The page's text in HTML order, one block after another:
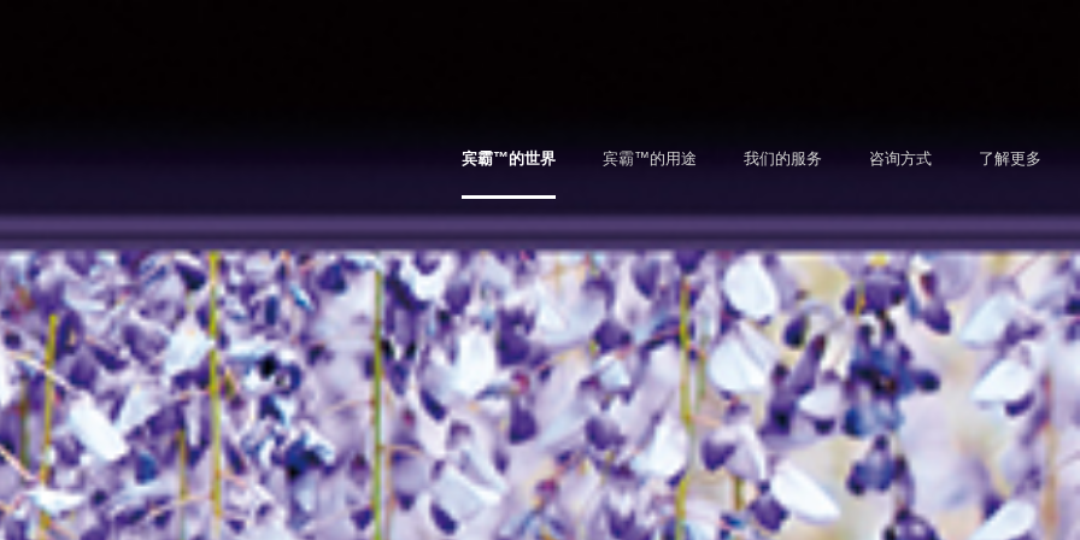
宾霸™的世界 宾霸™的用途 我们的服务 咨询方式 了解更多